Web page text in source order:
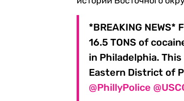
*BREAKING
16.5 TONS of
in Philadelphia.
Eastern District of
@PhillyPolice